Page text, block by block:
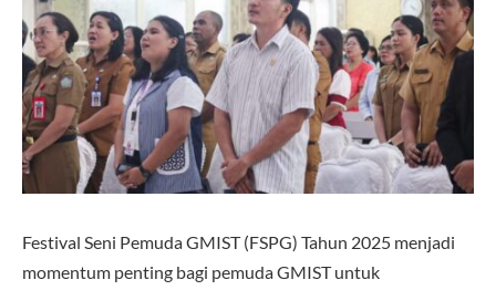
Festival Seni Pemuda GMIST (FSPG) Tahun 2025 menjadi
momentum penting bagi pemuda GMIST untuk